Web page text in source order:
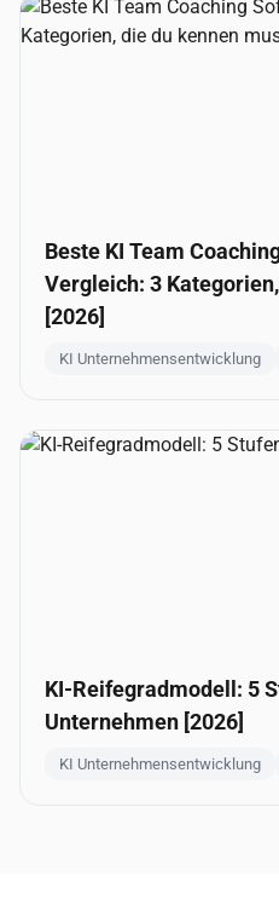
Beste KI Team
Vergleich: 3
[2026]
KI Unternehmensentwicklung
KI-Reifegradmodell: 5
Unternehmen [2026]
KI Unternehmensentwicklung